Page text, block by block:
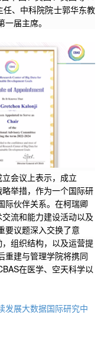
、中科院院士郭华东教
届主席。
会议上表示，成立
举措，作为一个国际研
际伙伴关系。在柯瑞卿
流和能力建设活动以及
要议题深入交换了意
组织结构，以及运营提
重建与管理学院将携同
在医学、空天科学以
发展大数据国际研究中